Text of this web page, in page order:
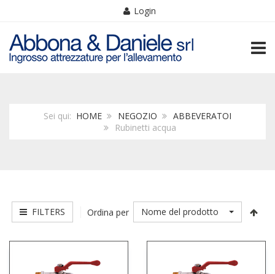
Login
Sei qui: HOME NEGOZIO
ABBEVERATOI
Rubinetti acqua
FILTERS Ordina per Nome del prodotto